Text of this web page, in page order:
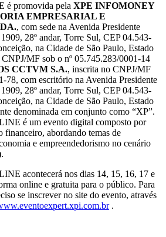
é promovida pela XPE INFOMONEY
EMPRESARIAL E
, com sede na Avenida Presidente
28º andar, Torre Sul, CEP 04.543-
na Cidade de São Paulo, Estado
MF sob o nº 05.745.283/0001-14
CCTVM S.A., inscrita no CNPJ/MF
78, com escritório na Avenida Presidente
28º andar, Torre Sul, CEP 04.543-
na Cidade de São Paulo, Estado
denominada em conjunto como “XP”.
é um evento digital composto por
financeiro, abordando temas de
e empreendedorismo no cenário
acontecerá nos dias 14, 15, 16, 17 e
online e gratuita para o público. Para
se inscrever no site do evento, através
.